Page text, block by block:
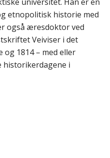
etnopolitisk historie med
også æresdoktor ved
Veiviser i det
1814 – med eller
historikerdagene i